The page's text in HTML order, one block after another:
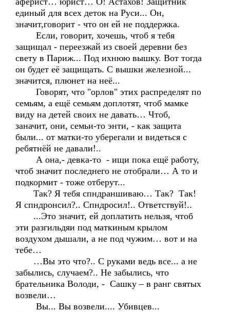
единый для всех деток на Руси... Он,
значит,говорит - что он ей не поддержка.
Если, говорит, хочешь, чтоб я тебя
защищал - переезжай из своей деревни без
свету в Париж... Под ихнюю вышку. Вот тогда
он будет её защищать. С вышки железной...
значится, плюнет на неё...
Говорят, что "орлов" этих распределят по
семьям, а ещё семьям доплотят, чтоб мамке
виду на детей своих не давать… Чтоб,
заначит, они, семьи-то энти, - как защита
были... от матки-то уберегали и видеться с
ребятнёй не давали!..
А она,- девка-то - ищи пока ещё работу,
чтоб значит последнего не отобрали… А то и
подкормит - тоже отберут...
Так? Я тебя спндраншиваю… Так? Так!
Я спндронсил?.. Спндросил!.. Ответствуй!..
...Это значит, ей доплатить нельзя, чтоб
эти разгильдяи под маткиным крылом
воздухом дышали, а не под чужим… вот и на
тебе…
…Вы это что?.. С руками ведь все... а не
забылись, случаем?.. Не забылись, что
брательника Володи, - Сашку – в ранг святых
возвели…
Вы... Вы возвели.... Убивцев...